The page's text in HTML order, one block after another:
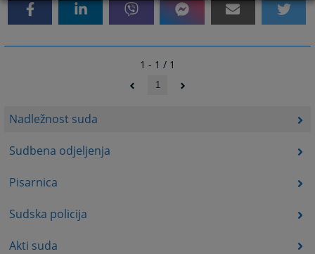
Nadležnost suda
Sudbena odjeljenja
Pisarnica
Sudska policija
Akti suda
1 - 1 / 1
1